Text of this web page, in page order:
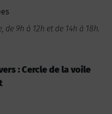
9h à 12h et de 14h à 18h.
: Cercle de la voile